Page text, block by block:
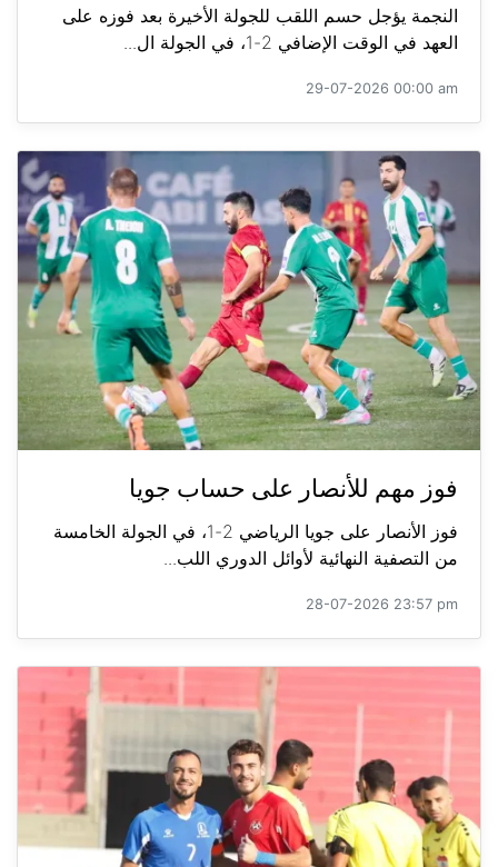
النجمة يؤجل حسم اللقب للجولة الأخيرة بعد فوزه على
العهد في الوقت الإضافي 2-1، في الجولة ال...
29-07-2026 00:00 am
فوز مهم للأنصار على حساب جويا
فوز الأنصار على جويا الرياضي 2-1، في الجولة الخامسة
من التصفية النهائية لأوائل الدوري اللب...
28-07-2026 23:57 pm